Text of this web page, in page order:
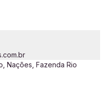
Nações, Fazenda Rio